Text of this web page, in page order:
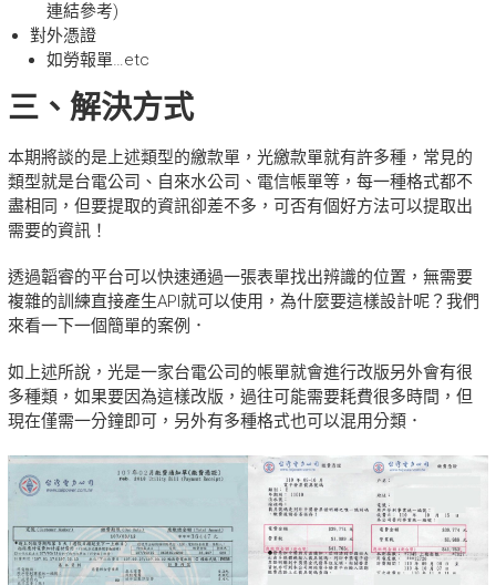
連結參考)
對外憑證
如勞報單…etc
三、解決方式
本期將談的是上述類型的繳款單，光繳款單就有許多種，常見的
類型就是台電公司、自來水公司、電信帳單等，每一種格式都不
盡相同，但要提取的資訊卻差不多，可否有個好方法可以提取出
需要的資訊！
透過韜睿的平台可以快速通過一張表單找出辨識的位置，無需要
複雜的訓練直接產生API就可以使用，為什麼要這樣設計呢？我們
來看一下一個簡單的案例．
如上述所說，光是一家台電公司的帳單就會進行改版另外會有很
多種類，如果要因為這樣改版，過往可能需要耗費很多時間，但
現在僅需一分鐘即可，另外有多種格式也可以混用分類．